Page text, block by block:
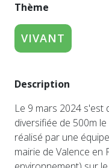
Thème
VIVANT
Description
Le 9 mars 2024 s'est
diversifiée de 500m
réalisé par une
mairie de Valence en